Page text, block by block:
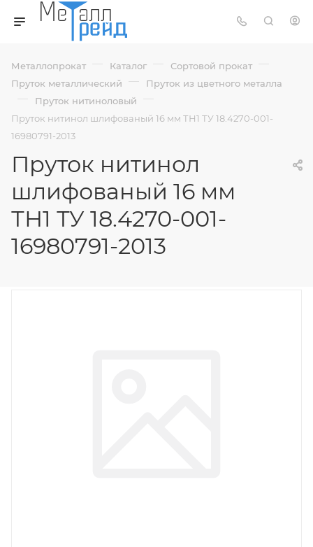
Металлопрокат — Каталог — Сортовой прокат —
Пруток металлический — Пруток из цветного металла
— Пруток нитиноловый —
Пруток нитинол шлифованый 16 мм ТН1 ТУ 18.4270-001-
16980791-2013
Пруток нитинол
шлифованый 16 мм
ТН1 ТУ 18.4270-001-
16980791-2013